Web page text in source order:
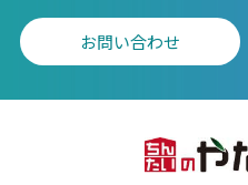
お問い合わせ